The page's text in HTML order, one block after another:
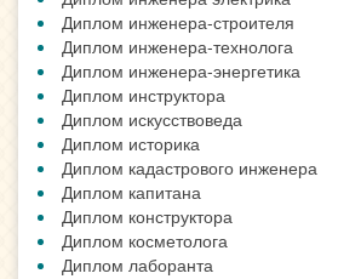
Диплом инженера-строителя
Диплом инженера-технолога
Диплом инженера-энергетика
Диплом инструктора
Диплом искусствоведа
Диплом историка
Диплом кадастрового инженера
Диплом капитана
Диплом конструктора
Диплом косметолога
Диплом лаборанта